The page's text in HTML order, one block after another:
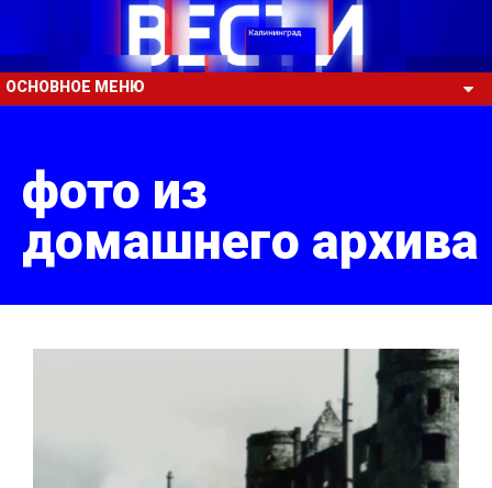
ОСНОВНОЕ МЕНЮ
фото из
домашнего архива